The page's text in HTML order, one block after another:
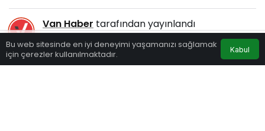
Van Haber tarafından yayınlandı
15 Temmuz 2020, 19:00yayınlandı
125
Bu web sitesinde en iyi deneyimi yaşamanızı sağlamak
için çerezler kullanılmaktadır.
Kabul
Anasayfa Eczaneler Hava Durumu